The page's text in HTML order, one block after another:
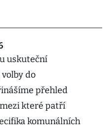
uskuteční
do
přehled
které patří
komunálních